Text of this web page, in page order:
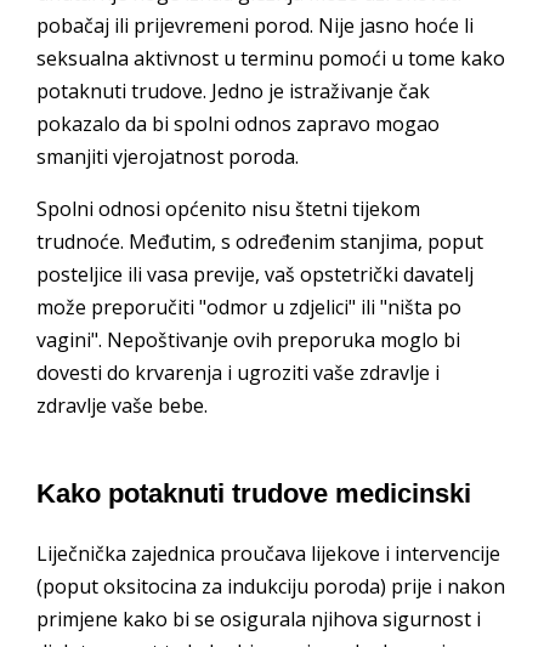
pobačaj ili prijevremeni porod. Nije jasno hoće li
seksualna aktivnost u terminu pomoći u tome kako
potaknuti trudove. Jedno je istraživanje čak
pokazalo da bi spolni odnos zapravo mogao
smanjiti vjerojatnost poroda.
Spolni odnosi općenito nisu štetni tijekom
trudnoće. Međutim, s određenim stanjima, poput
posteljice ili vasa previje, vaš opstetrički davatelj
može preporučiti "odmor u zdjelici" ili "ništa po
vagini". Nepoštivanje ovih preporuka moglo bi
dovesti do krvarenja i ugroziti vaše zdravlje i
zdravlje vaše bebe.
Kako potaknuti trudove medicinski
Liječnička zajednica proučava lijekove i intervencije
(poput oksitocina za indukciju poroda) prije i nakon
primjene kako bi se osigurala njihova sigurnost i